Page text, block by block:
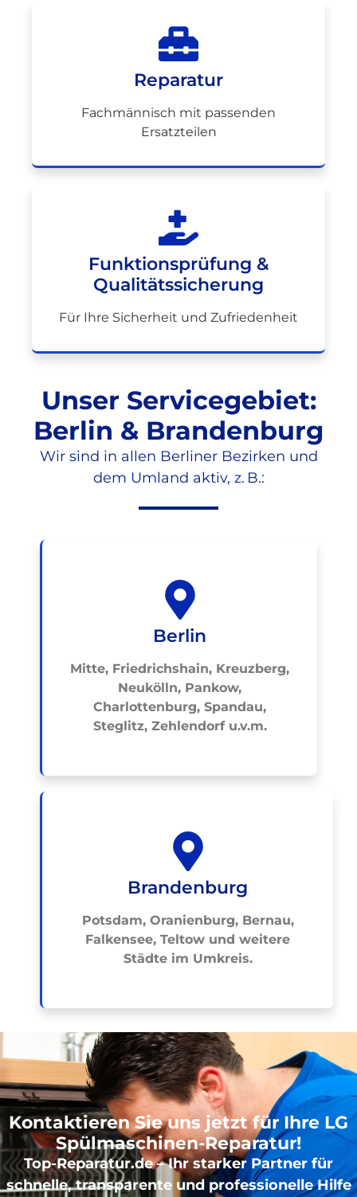
Reparatur
Fachmännisch mit passenden
Ersatzteilen
Funktionsprüfung &
Qualitätssicherung
Für Ihre Sicherheit und Zufriedenheit
Unser Servicegebiet:
Berlin & Brandenburg
Wir sind in allen Berliner Bezirken und
dem Umland aktiv, z. B.:
Berlin
Mitte, Friedrichshain, Kreuzberg,
Neukölln, Pankow,
Charlottenburg, Spandau,
Steglitz, Zehlendorf u.v.m.
Brandenburg
Potsdam, Oranienburg, Bernau,
Falkensee, Teltow und weitere
Städte im Umkreis.
Kontaktieren Sie uns jetzt für Ihre LG
Spülmaschinen-Reparatur!
Top-Reparatur.de – Ihr starker Partner für
schnelle, transparente und professionelle Hilfe